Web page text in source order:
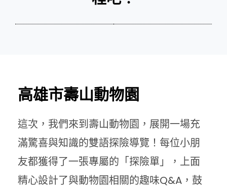
高雄市壽山動物園
這次，我們來到壽山動物園 ，展開一場充
滿驚喜與知識的雙語探險導覽 ！每位小朋
友都獲得了一張專屬的 「探險單」
，上面
精心設計了與動物園相關的趣味Q&A ，鼓